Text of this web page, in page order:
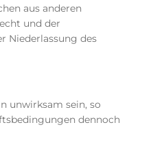
aus anderen
und der
Niederlassung des
unwirksam sein, so
dennoch